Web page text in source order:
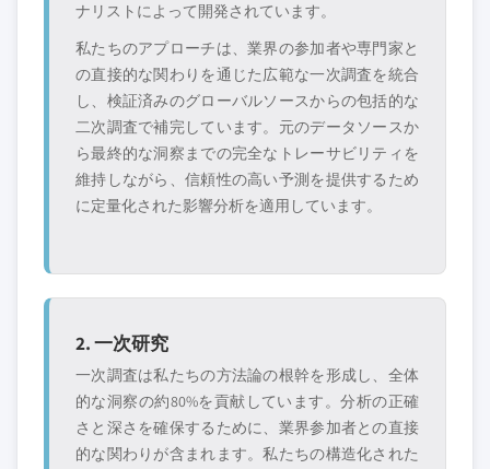
ナリストによって開発されています。
私たちのアプローチは、業界の参加者や専門家と
の直接的な関わりを通じた広範な一次調査を統合
し、検証済みのグローバルソースからの包括的な
二次調査で補完しています。元のデータソースか
ら最終的な洞察までの完全なトレーサビリティを
維持しながら、信頼性の高い予測を提供するため
に定量化された影響分析を適用しています。
2. 一次研究
一次調査は私たちの方法論の根幹を形成し、全体
的な洞察の約80%を貢献しています。分析の正確
さと深さを確保するために、業界参加者との直接
的な関わりが含まれます。私たちの構造化された